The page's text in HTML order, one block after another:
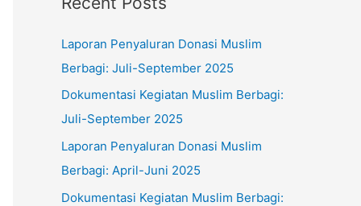
r
o
r
i
e
s
Laporan Penyaluran Donasi Muslim
Berbagi: Juli-September 2025
Dokumentasi Kegiatan Muslim Berbagi:
Juli-September 2025
Laporan Penyaluran Donasi Muslim
Berbagi: April-Juni 2025
Dokumentasi Kegiatan Muslim Berbagi: